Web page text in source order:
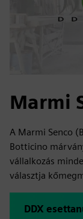
Marmi
A Marmi Senco
Botticino
vállalkozás
választja
DDX